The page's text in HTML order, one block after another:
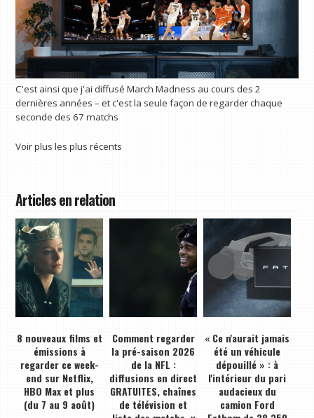
C'est ainsi que j'ai diffusé March Madness au cours des 2
dernières années – et c'est la seule façon de regarder chaque
seconde des 67 matchs
Voir plus les plus récents
Articles en relation
8 nouveaux films et
émissions à
regarder ce week-
end sur Netflix,
HBO Max et plus
(du 7 au 9 août)
Comment regarder
la pré-saison 2026
de la NFL :
diffusions en direct
GRATUITES, chaînes
de télévision et
« Ce n'aurait jamais
été un véhicule
dépouillé » : à
l'intérieur du pari
audacieux du
camion Ford